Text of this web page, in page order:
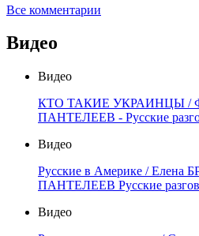
Все комментарии
Видео
Видео
КТО ТАКИЕ УКРАИНЦЫ /
ПАНТЕЛЕЕВ - Русские
Видео
Русские в Америке / Елена
ПАНТЕЛЕЕВ Русские
Видео